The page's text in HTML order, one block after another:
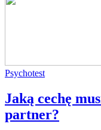
Psychotest
Jaką cechę
partner?